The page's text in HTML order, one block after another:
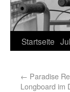
Startseite
← Paradise
Longboard im